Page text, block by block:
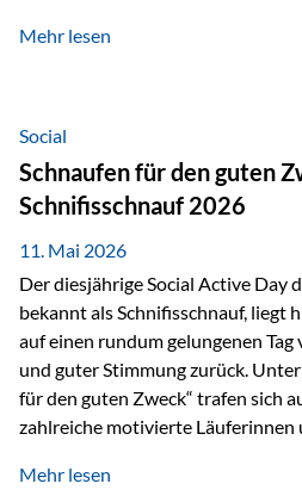
Marktbewegungen stehen im
innerhalb der Private Wealth
der Oculus Value Capital Fund für
orientierten Value-Investing-
fundamentale
Wertentwicklung. Der
mit Weitblick Im Zentrum steht
Mehr lesen
Social
Schnaufen für den guten
Schnifisschnauf 2026
11. Mai 2026
Der diesjährige Social Active Day
bekannt als Schnifisschnauf, liegt
auf einen rundum gelungenen Tag
und guter Stimmung zurück.
für den guten Zweck“ trafen sich
zahlreiche motivierte Läuferinnen
Höchstleistungen für einen guten
Mehr lesen